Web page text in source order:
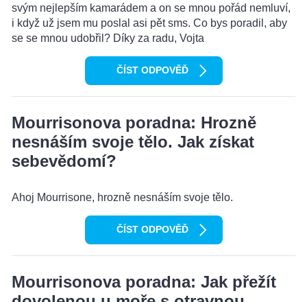
svým nejlepším kamarádem a on se mnou pořád nemluví,
i když už jsem mu poslal asi pět sms. Co bys poradil, aby
se se mnou udobřil? Díky za radu, Vojta
ČÍST ODPOVĚĎ
Mourrisonova poradna: Hrozně
nesnáším svoje tělo. Jak získat
sebevědomí?
Ahoj Mourrisone, hrozně nesnáším svoje tělo.
ČÍST ODPOVĚĎ
Mourrisonova poradna: Jak přežít